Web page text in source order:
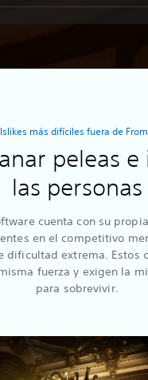
más difíciles fuera de
peleas
las personas
cuenta con su
en el competitivo
dificultad extrema. Estos
fuerza y exigen la
para sobrevivir.